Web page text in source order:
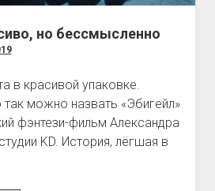
но бессмысленно
в красивой упаковке.
можно назвать «Эбигейл»
фэнтези-фильм Александра
KD. История, лёгшая в